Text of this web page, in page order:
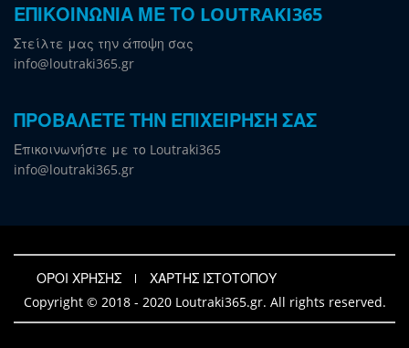
ΕΠΙΚΟΙΝΩΝΙΑ ΜΕ ΤΟ LOUTRAKI365
Στείλτε μας την άποψη σας
info@loutraki365.gr
ΠΡΟΒΑΛΕΤΕ ΤΗΝ ΕΠΙΧΕΙΡΗΣΗ ΣΑΣ
Επικοινωνήστε με το Loutraki365
info@loutraki365.gr
ΟΡΟΙ ΧΡΗΣΗΣ
ΧΑΡΤΗΣ ΙΣΤΟΤΟΠΟΥ
Copyright © 2018 - 2020 Loutraki365.gr. All rights reserved.